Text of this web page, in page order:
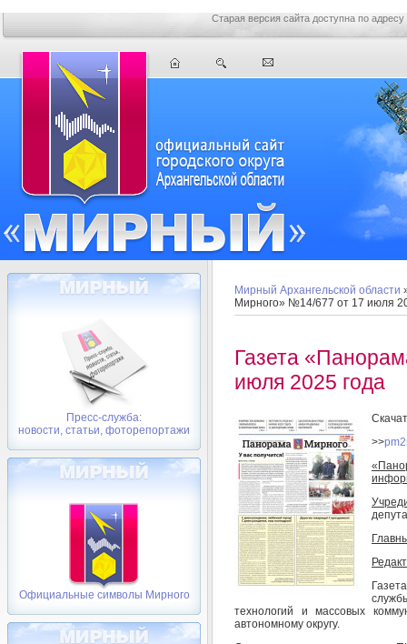
Старая версия сайта доступна по адресу
Пресс-служба:
новости, статьи, фоторепортажи
Официальные символы Мирного
Мирный Архангельской области
Мирного» №14/677 от 17 июля
Газета
июля 2025 года
>>
технологий и массовых
автономному округу.